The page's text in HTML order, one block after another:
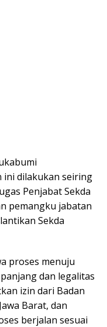
ini dilakukan seiring
Penjabat Sekda
pemangku jabatan
Sekda
proses menuju
dan legalitas
izin dari Badan
Barat, dan
berjalan sesuai